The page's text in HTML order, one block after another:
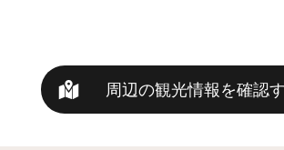
周辺の観光情報を確認